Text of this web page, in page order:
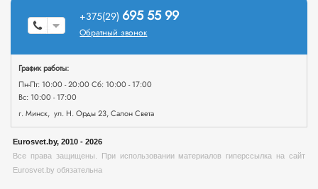
+375(29) 695 55 99
Обратный звонок
График работы:
Пн-Пт: 10:00 - 20:00 Сб: 10:00 - 17:00
Вс: 10:00 - 17:00
г. Минск, ул. Н. Орды 23, Салон Света
Eurosvet.by, 2010 - 2026
Все права защищены. При использовании материалов гиперссылка на сайт
Eurosvet.by обязательна